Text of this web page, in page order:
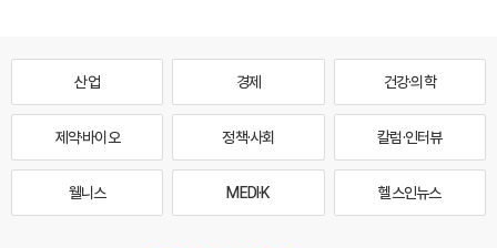
산업 경제 건강·의학
제약·바이오 정책·사회 칼럼·인터뷰
웰니스 MEDI·K 헬스인뉴스